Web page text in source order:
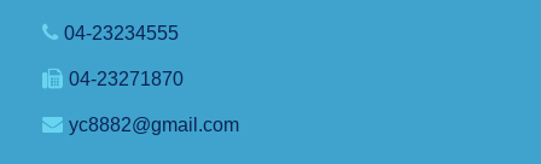
04-23234555
04-23271870
yc8882@gmail.com